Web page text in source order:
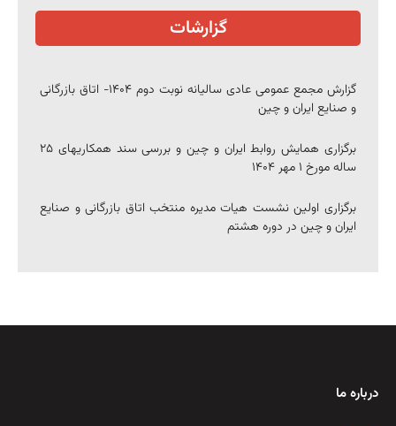
گزارشات
گزارش مجمع عمومی عادی سالیانه نوبت دوم ۱۴۰۴- اتاق بازرگانی
و صنایع ایران و چین
برگزاری همایش روابط ایران و چین و بررسی سند همکاریهای ۲۵
ساله مورخ ۱ مهر ۱۴۰۴
برگزاری اولین نشست هیات مدیره منتخب اتاق بازرگانی و صنایع
ایران و چین در دوره هشتم
درباره ما